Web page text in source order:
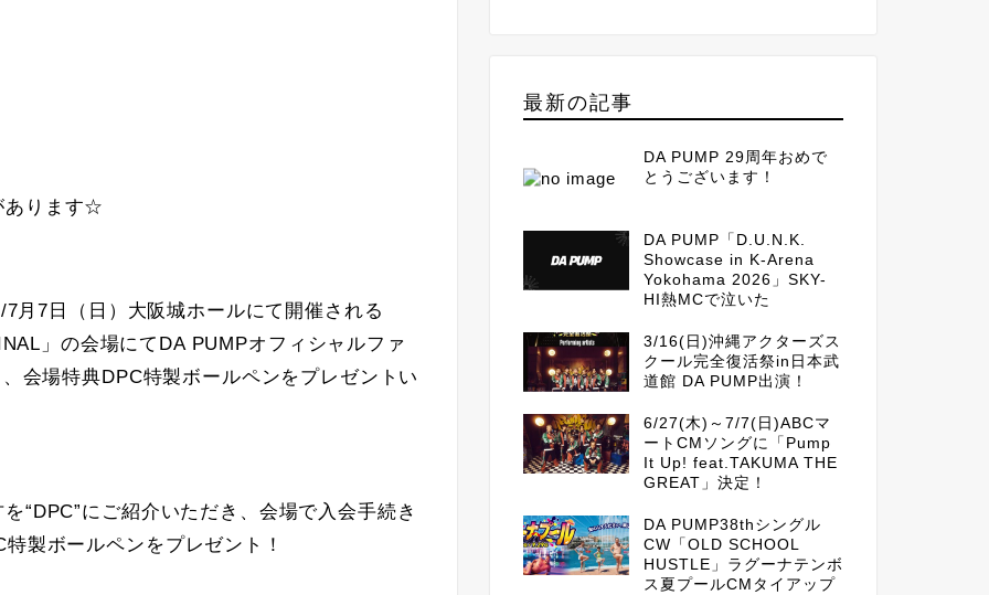
あります☆
月7日（日）大阪城ホールにて開催される
」の会場にてDA PUMPオフィシャルファ
会場特典DPC特製ボールペンをプレゼントい
“DPC”にご紹介いただき、会場で入会手続き
製ボールペンをプレゼント！
最新の記事
DA PUMP 29周年おめで
とうございます！
DA PUMP「D.U.N.K.
Showcase in K-Arena
Yokohama 2026」SKY-
HI熱MCで泣いた
3/16(日)沖縄アクターズス
クール完全復活祭in日本武
道館 DA PUMP出演！
6/27(木)～7/7(日)ABCマ
ートCMソングに「Pump
It Up! feat.TAKUMA THE
GREAT」決定！
DA PUMP38thシングル
CW「OLD SCHOOL
HUSTLE」ラグーナテンボ
ス夏プールCMタイアップ